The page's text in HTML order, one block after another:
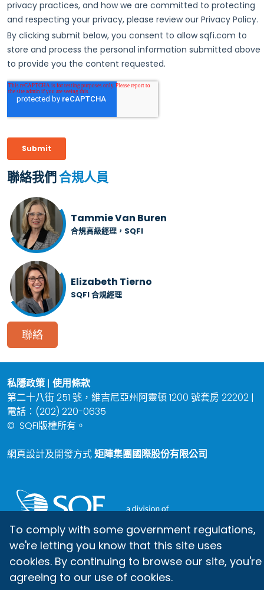
聯絡我們合規人員
Tammie Van Buren
合規高級經理，SQFI
Elizabeth Tierno
SQFI 合規經理
聯絡
私隱政策| 使用條款
第二十八街 251 號，維吉尼亞州阿靈頓 1200 號套房 22202 |
電話：(202) 220-0635
© SQFI版權所有。
網頁設計及開發方式矩陣集團國際股份有限公司
To comply with some government regulations,
we're letting you know that this site uses
cookies. By continuing to browse our site, you're
agreeing to our use of cookies.